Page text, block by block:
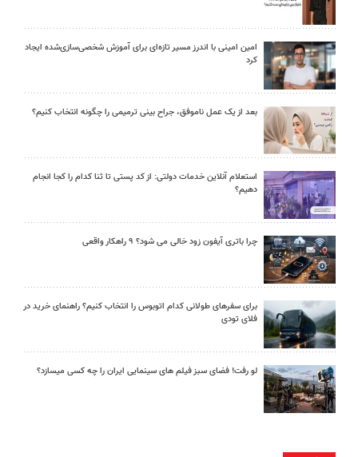
امین امینی با اندرز مسیر تازه‌ای برای آموزش شخصی‌سازی‌شده ایجاد
کرد
بعد از یک عمل ناموفق، جراح بینی ترمیمی را چگونه انتخاب کنیم؟
استعلام آنلاین خدمات دولتی: از کد پستی تا ثنا کدام را کجا انجام
دهیم؟
چرا باتری آیفون زود خالی می شود؟ ۹ راهکار واقعی
برای سفرهای طولانی کدام اتوبوس را انتخاب کنیم؟ راهنمای خرید در
فلای تودی
لو رفت! فضای سبز فیلم های سینمایی ایران را چه کسی میسازد؟